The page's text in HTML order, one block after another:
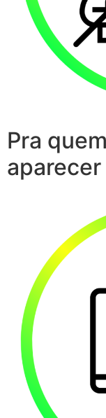
Pra
aparecer